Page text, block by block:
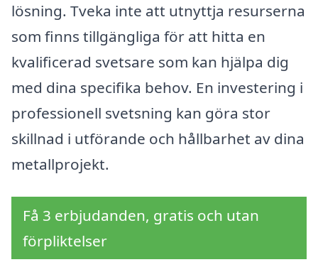
lösning. Tveka inte att utnyttja resurserna
som finns tillgängliga för att hitta en
kvalificerad svetsare som kan hjälpa dig
med dina specifika behov. En investering i
professionell svetsning kan göra stor
skillnad i utförande och hållbarhet av dina
metallprojekt.
Få 3 erbjudanden, gratis och utan
förpliktelser